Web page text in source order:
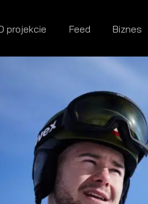
projekcie Feed Biznes